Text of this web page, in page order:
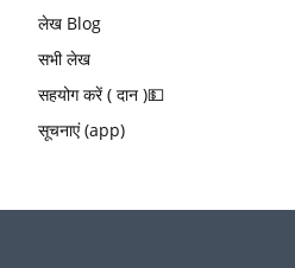
लेख Blog
सभी लेख
सहयोग करें ( दान )💵
सूचनाएं (app)